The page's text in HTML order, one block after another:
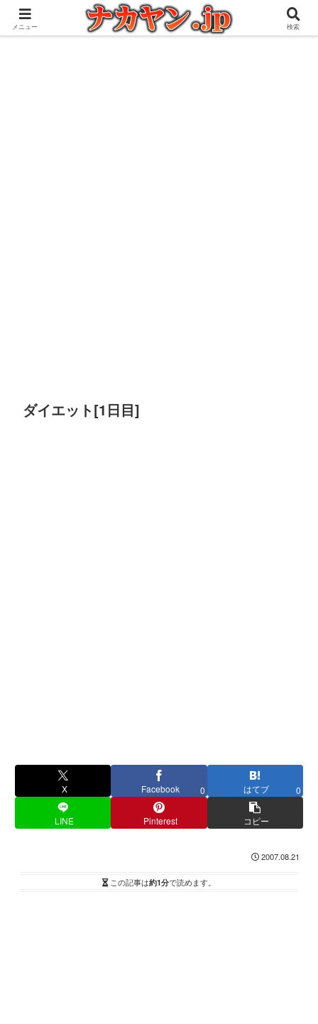
アウトドアとガジェット好きな管理人の愉快な日々を綴るブログ
ダイエット[1日目]
X Facebook 0 はてブ 0
LINE Pinterest コピー
2007.08.21
この記事は約1分で読めます。
メニュー 検索